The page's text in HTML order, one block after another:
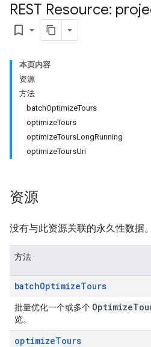
REST Resource:
bookmark_border
本页内容
资源
方法
batchOptimizeTours
optimizeTours
optimizeToursLongRunning
optimizeToursUri
资源
没有与此资源关联的永久性数据。
方法
batchOptimizeTours
批量优化一个或多个 Optimize
览。
optimizeTours